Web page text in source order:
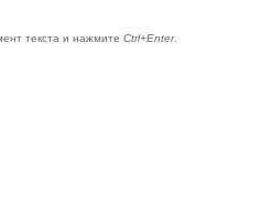
текста и нажмите Ctrl+Enter.